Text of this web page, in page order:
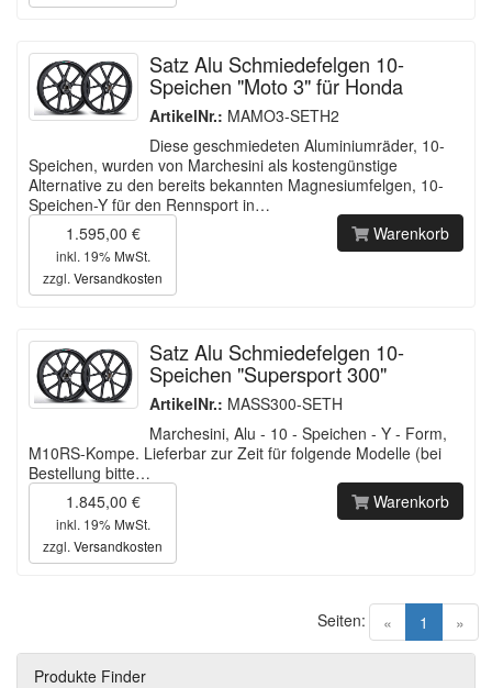
Satz Alu Schmiedefelgen 10-
Speichen "Moto 3" für Honda
ArtikelNr.: MAMO3-SETH2
Diese geschmiedeten Aluminiumräder, 10-
Speichen, wurden von Marchesini als kostengünstige
Alternative zu den bereits bekannten Magnesiumfelgen, 10-
Speichen-Y für den Rennsport in…
1.595,00 €
inkl. 19% MwSt.
zzgl. Versandkosten
Warenkorb
Satz Alu Schmiedefelgen 10-
Speichen "Supersport 300"
ArtikelNr.: MASS300-SETH
Marchesini, Alu - 10 - Speichen - Y - Form,
M10RS-Kompe. Lieferbar zur Zeit für folgende Modelle (bei
Bestellung bitte…
1.845,00 €
inkl. 19% MwSt.
zzgl. Versandkosten
Warenkorb
« 1 (current)
»
Seiten:
Produkte Finder